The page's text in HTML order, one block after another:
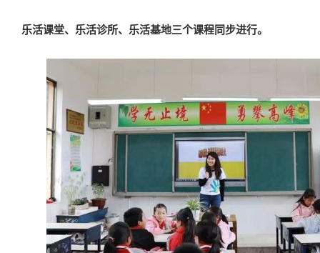
乐活课堂、乐活诊所、乐活基地三个课程同步进行。